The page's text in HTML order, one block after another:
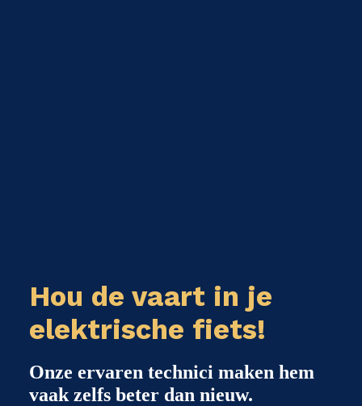
Hou de vaart in je
elektrische fiets!
Onze ervaren technici maken hem
vaak zelfs beter dan nieuw.